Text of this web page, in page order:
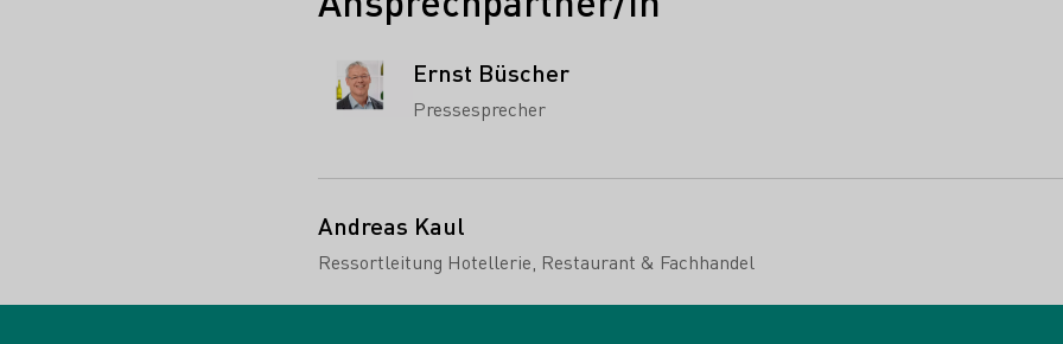
Ernst Büscher
Pressesprecher
Andreas Kaul
Ressortleitung Hotellerie, Restaurant & Fachhandel